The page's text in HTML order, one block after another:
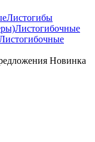
Листогибы
Листогибочные
Новинка